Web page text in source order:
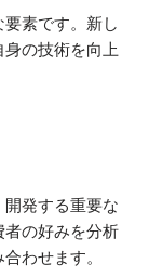
素です。新し
の技術を向上
発する重要な
の好みを分析
わせます。